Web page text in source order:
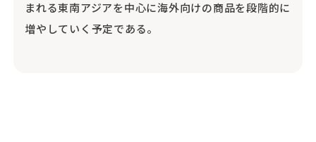
まれる東南アジアを中心に海外向けの商品を段階的に
増やしていく予定である。